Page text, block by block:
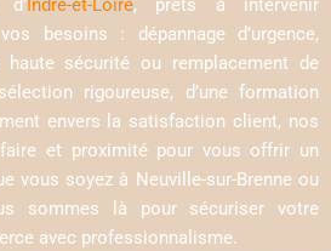
Indre-et-Loire, prêts à intervenir
besoins : dépannage d’urgence,
sécurité ou remplacement de
rigoureuse, d’une formation
envers la satisfaction client, nos
et proximité pour vous offrir un
vous soyez à Neuville-sur-Brenne ou
sommes là pour sécuriser votre
avec professionnalisme.